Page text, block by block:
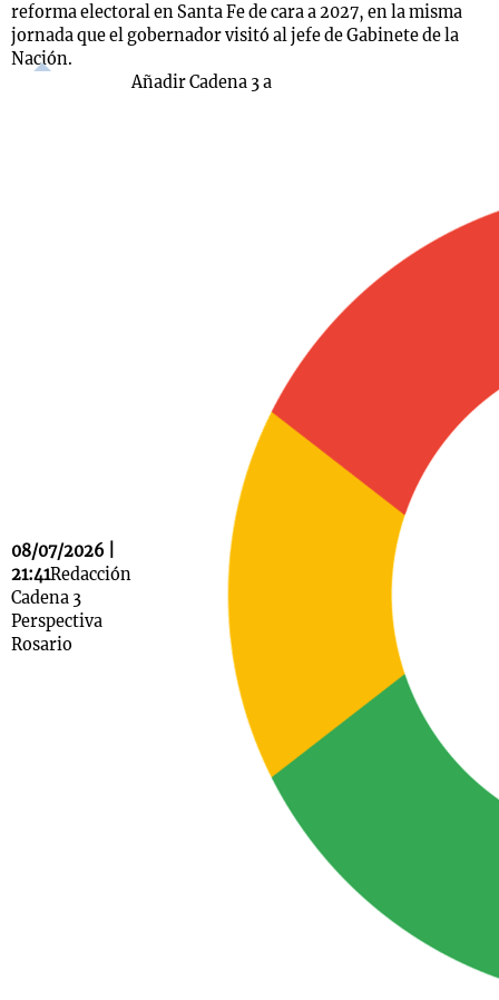
reforma electoral en Santa Fe de cara a 2027, en la misma
jornada que el gobernador visitó al jefe de Gabinete de la
Nación.
08/07/2026 |
21:41Redacción
Cadena 3
Perspectiva
Rosario
Añadir Cadena 3 a